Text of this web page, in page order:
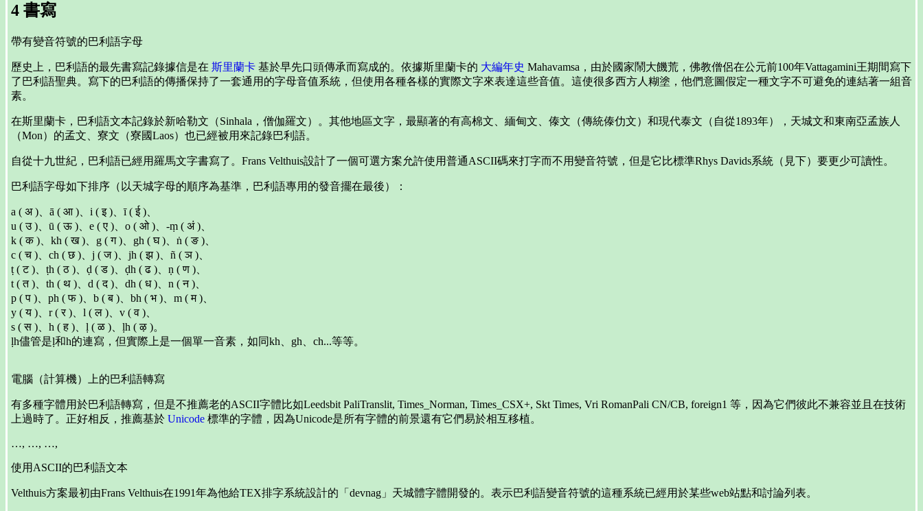
4 書寫
帶有變音符號的巴利語字母
歷史上，巴利語的最先書寫記錄據信是在 斯里蘭卡 基於早先口頭傳承而寫成的。依據斯里蘭卡的 大編年史 Mahavamsa，由於國家鬧大饑荒，佛教僧侶在公元前100年Vattagamini王期間寫下
了巴利語聖典。寫下的巴利語的傳播保持了一套通用的字母音值系統，但使用各種各樣的實際文字來表達這些音值。這使很多西方人糊塗，他們意圖假定一種文字不可避免的連結著一組音
素。
在斯里蘭卡，巴利語文本記錄於新哈勒文（Sinhala，僧伽羅文）。其他地區文字，最顯著的有高棉文、緬甸文、傣文（傳統傣仂文）和現代泰文（自從1893年），天城文和東南亞孟族人
（Mon）的孟文、寮文（寮國Laos）也已經被用來記錄巴利語。
自從十九世紀，巴利語已經用羅馬文字書寫了。Frans Velthuis設計了一個可選方案允許使用普通ASCII碼來打字而不用變音符號，但是它比標準Rhys Davids系統（見下）要更少可讀性。
巴利語字母如下排序（以天城字母的順序為基準，巴利語專用的發音擺在最後）：
a ( अ )、ā ( आ )、i ( इ )、ī ( ई )、
u ( उ )、ū ( ऊ )、e ( ए )、o ( ओ )、-ṃ ( अं )、
k ( क )、kh ( ख )、g ( ग )、gh ( घ )、ṅ ( ङ )、
c ( च )、ch ( छ )、j ( ज )、jh ( झ )、ñ ( ञ )、
ṭ ( ट )、ṭh ( ठ )、ḍ ( ड )、ḍh ( ढ )、ṇ ( ण )、
t ( त )、th ( थ )、d ( द )、dh ( ध )、n ( न )、
p ( प )、ph ( फ )、b ( ब )、bh ( भ )、m ( म )、
y ( य )、r ( र )、l ( ल )、v ( व )、
s ( स )、h ( ह )、ḷ ( ळ )、ḷh ( ऴ )。
ḷh儘管是ḷ和h的連寫，但實際上是一個單一音素，如同kh、gh、ch...等等。
電腦（計算機）上的巴利語轉寫
有多種字體用於巴利語轉寫，但是不推薦老的ASCII字體比如Leedsbit PaliTranslit, Times_Norman, Times_CSX+, Skt Times, Vri RomanPali CN/CB, foreign1 等，因為它們彼此不兼容並且在技術
上過時了。正好相反，推薦基於 Unicode 標準的字體，因為Unicode是所有字體的前景還有它們易於相互移植。
…, …, …,
使用ASCII的巴利語文本
Velthuis方案最初由Frans Velthuis在1991年為他給TEX排字系統設計的「devnag」天城體字體開發的。表示巴利語變音符號的這種系統已經用於某些web站點和討論列表。